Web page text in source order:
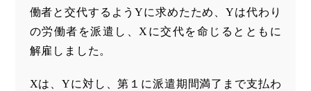
働者と交代するようYに求めたため、Yは代わり
の労働者を派遣し、Xに交代を命じるとともに
解雇しました。
Xは、Yに対し、第１に派遣期間満了まで支払わ